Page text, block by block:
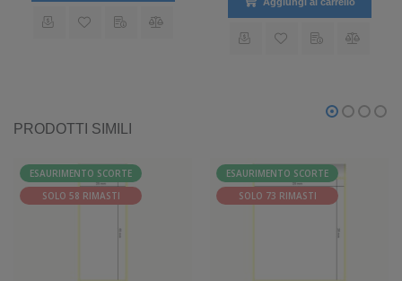
PRODOTTI SIMILI
ESAURIMENTO SCORTE
SOLO 58 RIMASTI
ESAURIMENTO SCORTE
SOLO 73 RIMASTI